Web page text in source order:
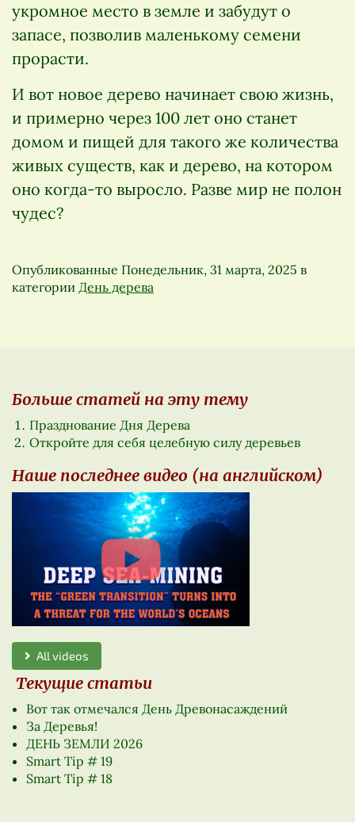
укромное место в земле и забудут о
запасе, позволив маленькому семени
прорасти.
И вот новое дерево начинает свою жизнь,
и примерно через 100 лет оно станет
домом и пищей для такого же количества
живых существ, как и дерево, на котором
оно когда-то выросло. Разве мир не полон
чудес?
Опубликованные Понедельник, 31 марта, 2025 в
категории День дерева
Больше статей на эту тему
Празднование Дня Дерева
Откройте для себя целебную силу деревьев
Наше последнее видео (на английском)
All videos
Текущие статьи
Вот так отмечался День Древонасаждений
За Деревья!
ДЕНЬ ЗЕМЛИ 2026
Smart Tip # 19
Smart Tip # 18